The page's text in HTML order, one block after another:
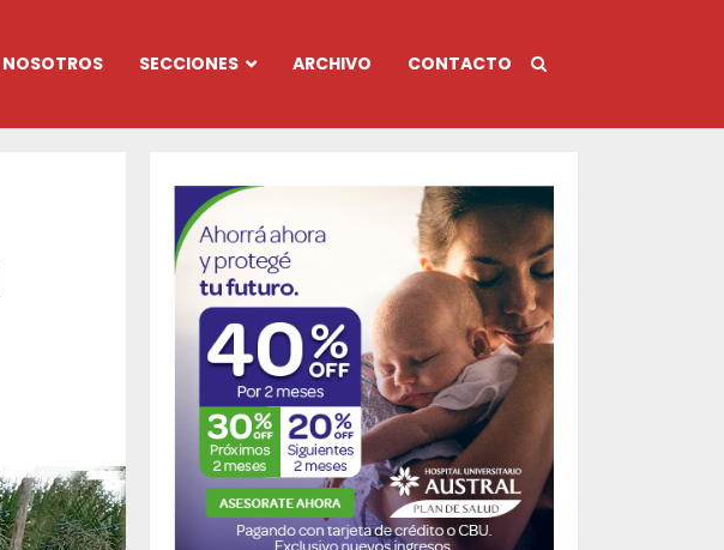
NOSOTROS SECCIONES ARCHIVO CONTACTO